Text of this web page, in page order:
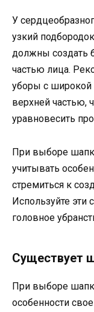
У
узкий
должны создать
частью лица.
уборы с
верхней частью,
уравновесить
При выборе
учитывать
стремиться к
Используйте эти
головное
Существует
При выборе
особенности